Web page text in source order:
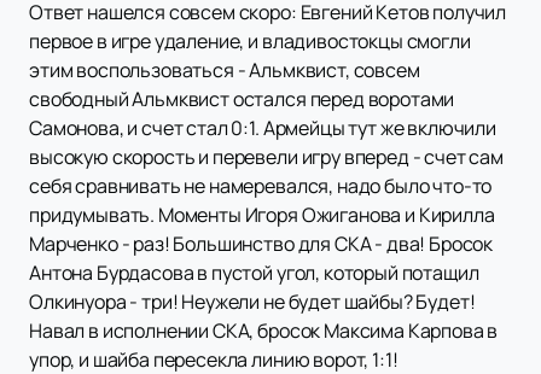
Ответ нашелся совсем скоро: Евгений Кетов получил
первое в игре удаление, и владивостокцы смогли
этим воспользоваться - Альмквист, совсем
свободный Альмквист остался перед воротами
Самонова, и счет стал 0:1. Армейцы тут же включили
высокую скорость и перевели игру вперед - счет сам
себя сравнивать не намеревался, надо было что-то
придумывать. Моменты Игоря Ожиганова и Кирилла
Марченко - раз! Большинство для СКА - два! Бросок
Антона Бурдасова в пустой угол, который потащил
Олкинуора - три! Неужели не будет шайбы? Будет!
Навал в исполнении СКА, бросок Максима Карпова в
упор, и шайба пересекла линию ворот, 1:1!